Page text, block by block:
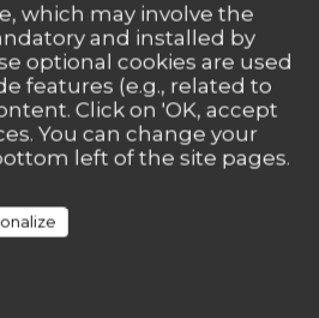
which may involve the
and installed by
optional cookies are used
features (e.g., related to
Click on 'OK, accept
You can change your
left of the site pages.
: 5/5
:5/5